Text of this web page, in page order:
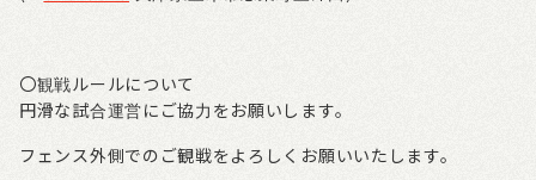
〇観戦ルールについて
円滑な試合運営にご協力をお願いします。
フェンス外側でのご観戦をよろしくお願いいたします。